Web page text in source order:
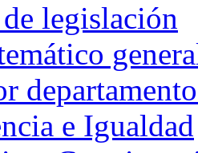
legislación
e Igualdad